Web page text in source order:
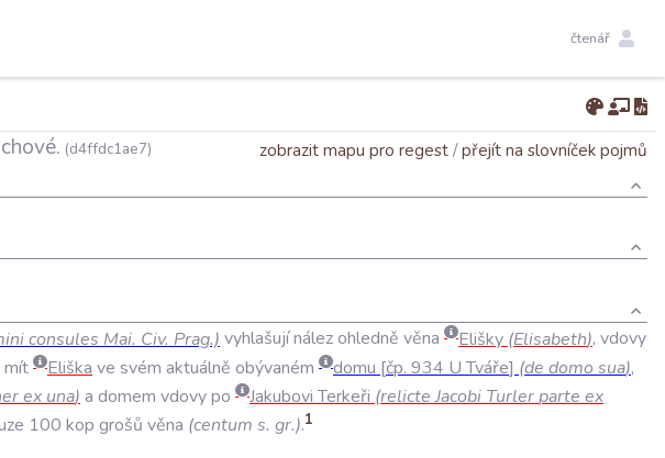
čtenář
(d4ffdc1ae7) zobrazit mapu pro regest/přejít na slovníček pojmů
consules Mai. Civ. Prag.) vyhlašujínálezohledně věna Elišky (Elisabeth), vdovy
mít Eliška ve svém aktuálně obývaném domu čp. 934 U Tváře (de domo sua),
ex una) a domem vdovypo Jakubovi Terkeři (relicte Jacobi Turlerparte ex
100 kop grošů věna (centum s. gr.).1